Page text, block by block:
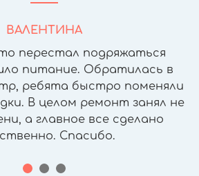
ВАЛЕНТИНА
перестал подряжаться
питание. Обратилась в
ребята быстро поменяли
В целом ремонт занял не
а главное все сделано
Спасибо.